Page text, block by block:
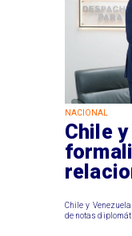
NACIONAL
Chile
Chile y
de notas